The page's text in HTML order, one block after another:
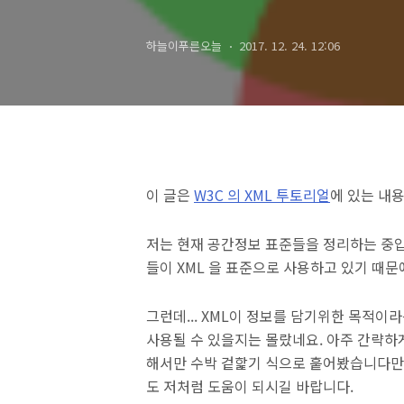
하늘이푸른오늘 2017. 12. 24. 12:06
이 글은 W3C 의 XML 투토리얼에 있는 내
저는 현재 공간정보 표준들을 정리하는
들이 XML 을 표준으로 사용하고 있기 때
그런데... XML이 정보를 담기위한 목적이
사용될 수 있을지는 몰랐네요. 아주 간략
해서만 수박 겉핥기 식으로 훝어봤습니다
도 저처럼 도움이 되시길 바랍니다.